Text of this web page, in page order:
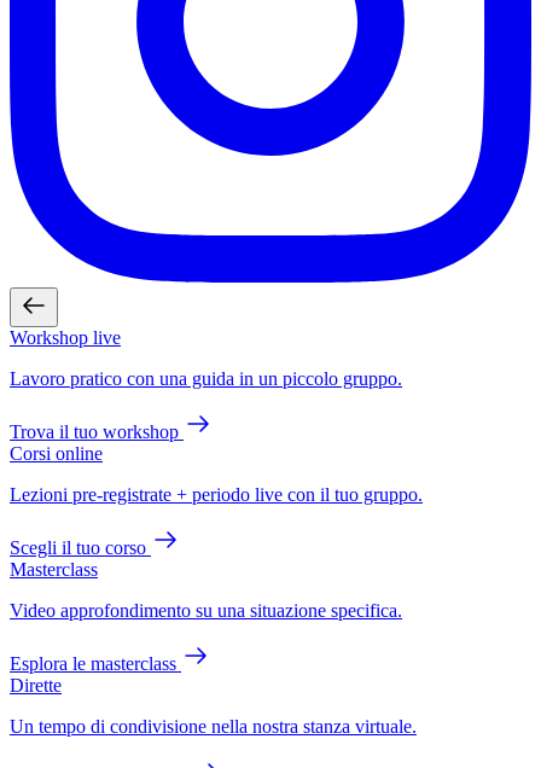
Workshop live
Lavoro pratico con una guida in un piccolo gruppo.
Trova il tuo workshop
Corsi online
Lezioni pre-registrate + periodo live con il tuo gruppo.
Scegli il tuo corso
Masterclass
Video approfondimento su una situazione specifica.
Esplora le masterclass
Dirette
Un tempo di condivisione nella nostra stanza virtuale.